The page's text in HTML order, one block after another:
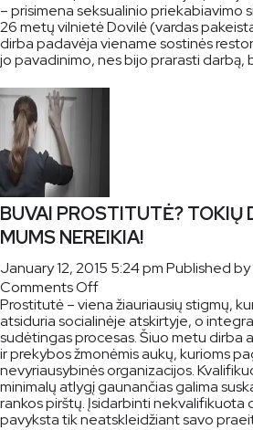
visuomenė
pasakė
Taip
– prisimena seksualinio priekabiavimo
26 metų vilnietė Dovilė (vardas
dirba padavėja viename sostinės
jo pavadinimo, nes bijo prarasti darbą,
BUVAI PROSTITUTĖ? TOKIŲ
MUMS NEREIKIA!
January 12, 2015 5:24 pmPublished by
Comments Offon
BUVAI
PROSTITUTĖ?
TOKIŲ
DARBUOTOJŲ
MUMS
NEREIKIA!
Prostitutė – viena žiauriausių stigmų,
atsiduria socialinėje atskirtyje, o
sudėtingas procesas. Šiuo metu dirba
ir prekybos žmonėmis aukų, kurioms
nevyriausybinės organizacijos.
minimalų atlygį gaunančias galima
rankos pirštų. Įsidarbinti
pavyksta tik neatskleidžiant savo